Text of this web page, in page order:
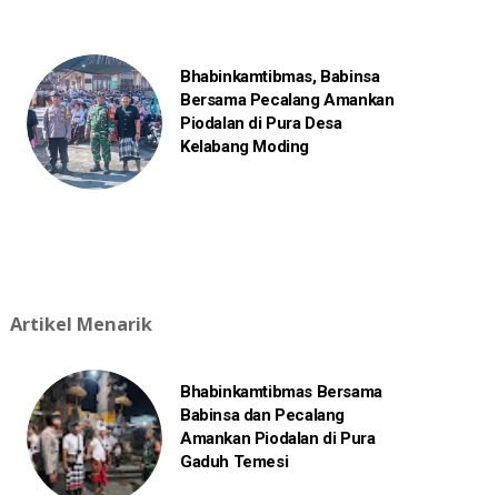
Bhabinkamtibmas, Babinsa
Bersama Pecalang Amankan
Piodalan di Pura Desa
Kelabang Moding
Artikel Menarik
Bhabinkamtibmas Bersama
Babinsa dan Pecalang
Amankan Piodalan di Pura
Gaduh Temesi